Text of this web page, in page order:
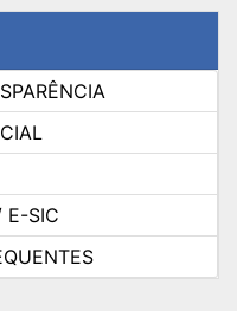
E-SIC